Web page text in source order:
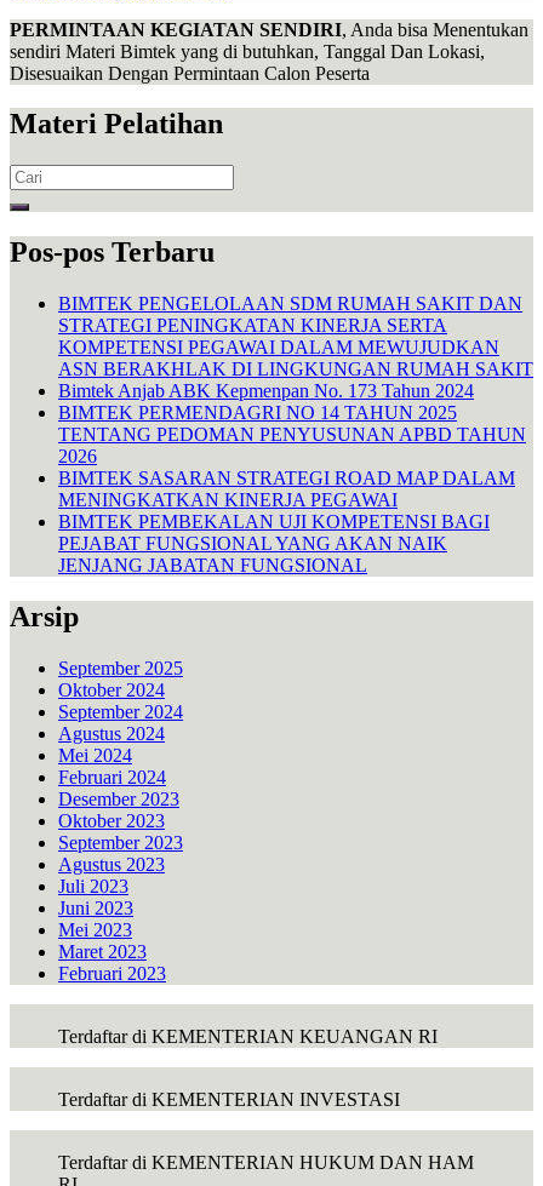
PERMINTAAN KEGIATAN SENDIRI, Anda bisa Menentukan
sendiri Materi Bimtek yang di butuhkan, Tanggal Dan Lokasi,
Disesuaikan Dengan Permintaan Calon Peserta
Materi Pelatihan
Search
for:
Pos-pos Terbaru
BIMTEK PENGELOLAAN SDM RUMAH SAKIT DAN
STRATEGI PENINGKATAN KINERJA SERTA
KOMPETENSI PEGAWAI DALAM MEWUJUDKAN
ASN BERAKHLAK DI LINGKUNGAN RUMAH SAKIT
Bimtek Anjab ABK Kepmenpan No. 173 Tahun 2024
BIMTEK PERMENDAGRI NO 14 TAHUN 2025
TENTANG PEDOMAN PENYUSUNAN APBD TAHUN
2026
BIMTEK SASARAN STRATEGI ROAD MAP DALAM
MENINGKATKAN KINERJA PEGAWAI
BIMTEK PEMBEKALAN UJI KOMPETENSI BAGI
PEJABAT FUNGSIONAL YANG AKAN NAIK
JENJANG JABATAN FUNGSIONAL
Arsip
September 2025
Oktober 2024
September 2024
Agustus 2024
Mei 2024
Februari 2024
Desember 2023
Oktober 2023
September 2023
Agustus 2023
Juli 2023
Juni 2023
Mei 2023
Maret 2023
Februari 2023
Terdaftar di KEMENTERIAN KEUANGAN RI
Terdaftar di KEMENTERIAN INVESTASI
Terdaftar di KEMENTERIAN HUKUM DAN HAM